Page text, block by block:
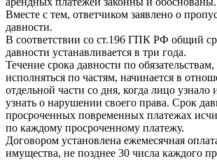
Вместе с тем, ответчиком заявлено о
давности.
В соответствии со ст.196 ГПК РФ общий
давности устанавливается в три года.
Течение срока давности по
исполняться по частям, начинается в
отдельной части со дня, когда лицо
узнать о нарушении своего права. Срок
просроченных повременных платежах
по каждому просроченному платежу.
Договором установлена ежемесячная
имущества, не позднее 30 числа каждого